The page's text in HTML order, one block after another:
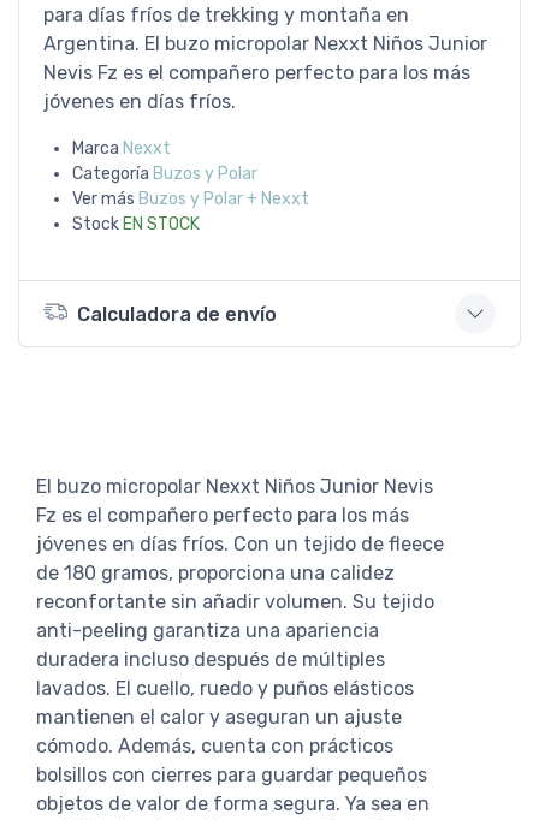
para días fríos de trekking y montaña en
Argentina. El buzo micropolar Nexxt Niños Junior
Nevis Fz es el compañero perfecto para los más
jóvenes en días fríos.
Marca Nexxt
Categoría Buzos y Polar
Ver más Buzos y Polar + Nexxt
StockEN STOCK
Calculadora de envío
El buzo micropolar Nexxt Niños Junior Nevis
Fz es el compañero perfecto para los más
jóvenes en días fríos. Con un tejido de fleece
de 180 gramos, proporciona una calidez
reconfortante sin añadir volumen. Su tejido
anti-peeling garantiza una apariencia
duradera incluso después de múltiples
lavados. El cuello, ruedo y puños elásticos
mantienen el calor y aseguran un ajuste
cómodo. Además, cuenta con prácticos
bolsillos con cierres para guardar pequeños
objetos de valor de forma segura. Ya sea en